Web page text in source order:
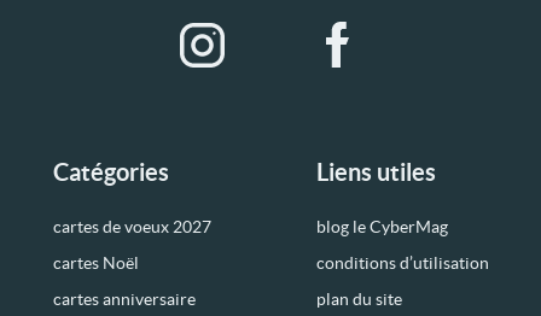
Catégories
cartes de voeux 2027
cartes Noël
cartes anniversaire
Liens utiles
blog le CyberMag
conditions d’utilisation
plan du site